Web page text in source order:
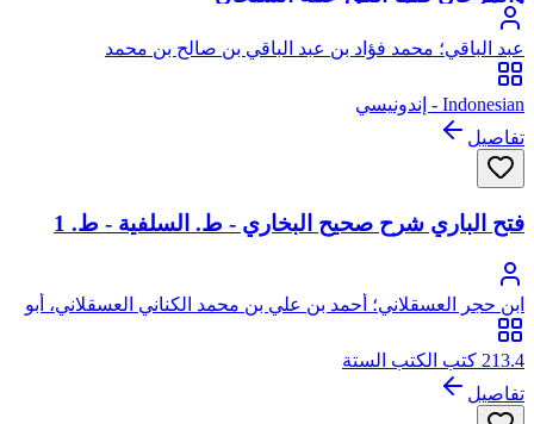
عبد الباقي؛ محمد فؤاد بن عبد الباقي بن صالح بن محمد
Indonesian - إندونيسي
تفاصيل
فتح الباري شرح صحيح البخاري - ط. السلفية - ط. 1
ابن حجر العسقلاني؛ أحمد بن علي بن محمد الكناني العسقلاني، أبو
الفضل، شهاب الدين، ابن حجر
213.4 كتب الكتب الستة
تفاصيل